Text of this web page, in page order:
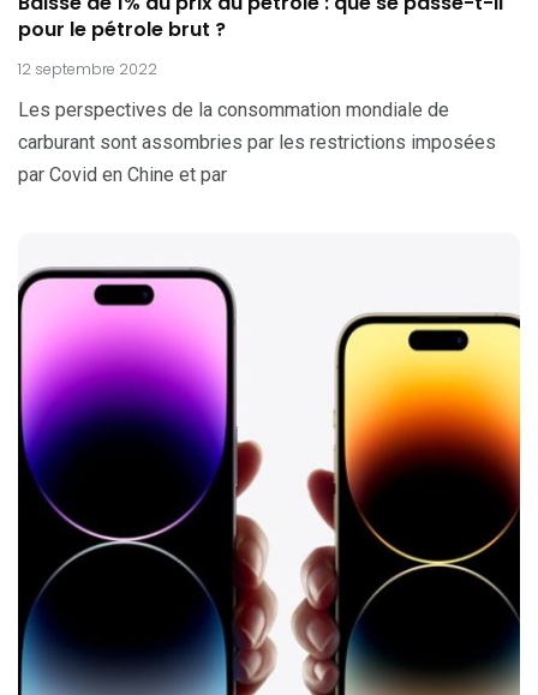
pour le pétrole brut ?
12 septembre 2022
Les perspectives de la consommation mondiale de
carburant sont assombries par les restrictions imposées
par Covid en Chine et par